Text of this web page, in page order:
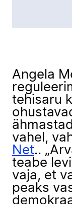
Angela
tehisaru
vahel,
Net..
teabe
vaja, et
peaks